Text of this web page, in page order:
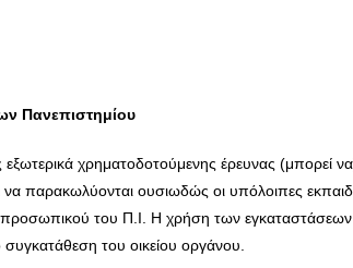
Πανεπιστημίου
εξωτερικά χρηματοδοτούμενης έρευνας
παρακωλύονται ουσιωδώς οι υπόλοιπες
του Π.Ι. Η χρήση των
συγκατάθεση του οικείου οργάνου.